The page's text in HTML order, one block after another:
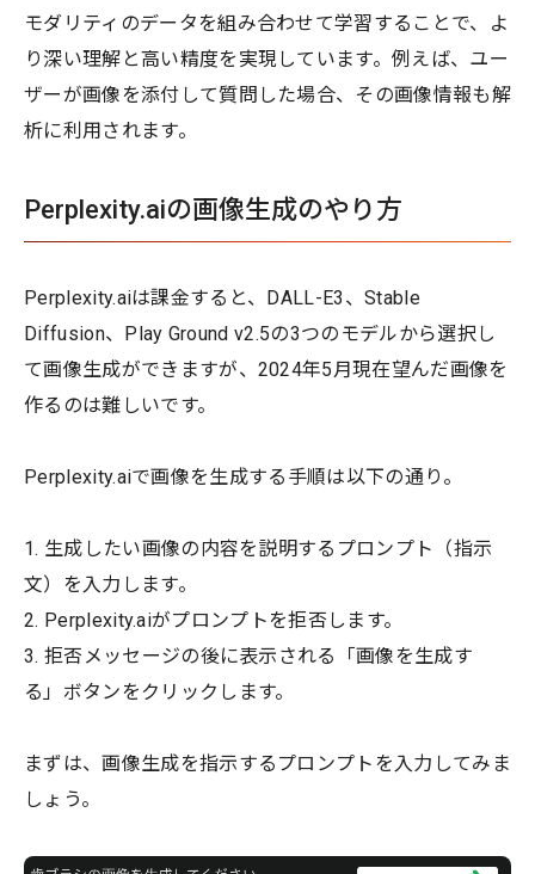
モダリティのデータを組み合わせて学習することで、よ
り深い理解と高い精度を実現しています。例えば、ユー
ザーが画像を添付して質問した場合、その画像情報も解
析に利用されます。
Perplexity.aiの画像生成のやり方
Perplexity.aiは課金すると、DALL-E3、Stable
Diffusion、Play Ground v2.5の3つのモデルから選択し
て画像生成ができますが、2024年5月現在望んだ画像を
作るのは難しいです。
Perplexity.aiで画像を生成する手順は以下の通り。
1. 生成したい画像の内容を説明するプロンプト（指示
文）を入力します。
2. Perplexity.aiがプロンプトを拒否します。
3. 拒否メッセージの後に表示される「画像を生成す
る」ボタンをクリックします。
まずは、画像生成を指示するプロンプトを入力してみま
しょう。